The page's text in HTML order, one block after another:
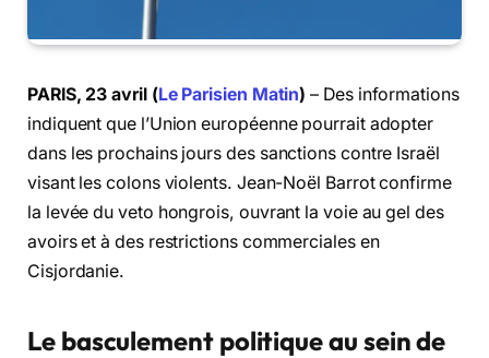
PARIS, 23 avril (Le Parisien Matin) – Des informations
indiquent que l’Union européenne pourrait adopter
dans les prochains jours des sanctions contre Israël
visant les colons violents. Jean-Noël Barrot confirme
la levée du veto hongrois, ouvrant la voie au gel des
avoirs et à des restrictions commerciales en
Cisjordanie.
Le basculement politique au sein de